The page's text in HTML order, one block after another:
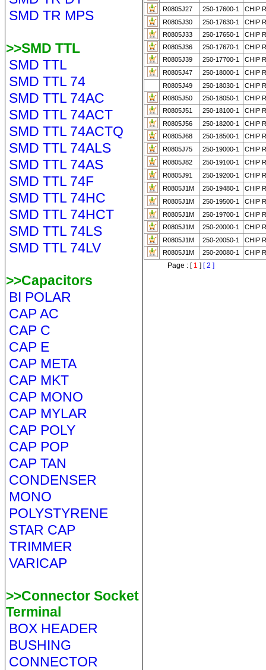
SMD TR MPS
>>SMD TTL
SMD TTL
SMD TTL 74
SMD TTL 74AC
SMD TTL 74ACT
SMD TTL 74ACTQ
SMD TTL 74ALS
SMD TTL 74AS
SMD TTL 74F
SMD TTL 74HC
SMD TTL 74HCT
SMD TTL 74LS
SMD TTL 74LV
>>Capacitors
BI POLAR
CAP AC
CAP C
CAP E
CAP META
CAP MKT
CAP MONO
CAP MYLAR
CAP POLY
CAP POP
CAP TAN
CONDENSER
MONO
POLYSTYRENE
STAR CAP
TRIMMER
VARICAP
>>Connector Socket
Terminal
BOX HEADER
BUSHING
CONNECTOR
R0805J27 250-17600-1
CHIP
R0805J30
250-17630-1
CHIP
R0805J33
250-17650-1
CHIP
R0805J36
250-17670-1
CHIP
R0805J39
250-17700-1
CHIP
R0805J47
250-18000-1
CHIP
R0805J49
250-18030-1
CHIP
R0805J50
250-18050-1
CHIP
R0805J51
250-18100-1
CHIP
R0805J56
250-18200-1
CHIP
R0805J68
250-18500-1
CHIP
R0805J75
250-19000-1
CHIP
R0805J82
250-19100-1
CHIP
R0805J91
250-19200-1
CHIP
R0805J1M
250-19480-1
CHIP
R0805J1M
250-19500-1
CHIP
R0805J1M
250-19700-1
CHIP
R0805J1M
250-20000-1
CHIP
R0805J1M
250-20050-1
CHIP
R0805J1M
250-20080-1 CHIP
Page : [1 ] [ 2 ]